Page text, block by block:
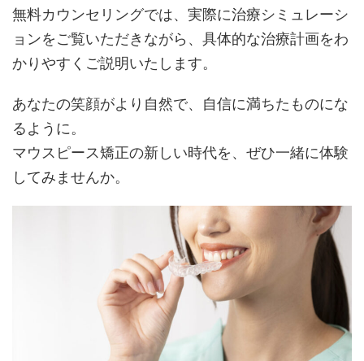
無料カウンセリングでは、実際に治療シミュレーシ
ョンをご覧いただきながら、具体的な治療計画をわ
かりやすくご説明いたします。
あなたの笑顔がより自然で、自信に満ちたものにな
るように。
マウスピース矯正の新しい時代を、ぜひ一緒に体験
してみませんか。